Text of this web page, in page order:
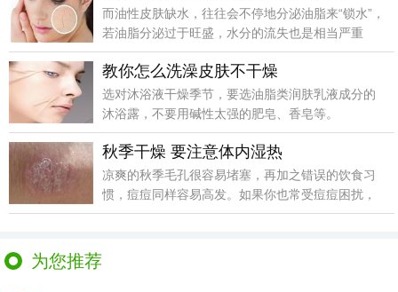
而油性皮肤缺水，往往会不停地分泌油脂来“锁水”，
若油脂分泌过于旺盛，水分的流失也是相当严重
的，更需要
教你怎么洗澡皮肤不干燥
选对沐浴液干燥季节，要选油脂类润肤乳液成分的
沐浴露，不要用碱性太强的肥皂、香皂等。
秋季干燥 要注意体内湿热
凉爽的秋季毛孔很容易堵塞，再加之错误的饮食习
惯，痘痘同样容易高发。如果你也常受痘痘困扰，
要保持心情开
为您推荐